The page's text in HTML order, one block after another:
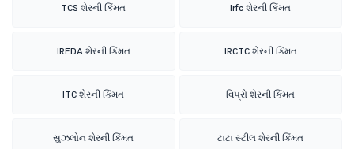
TCS શેરની કિંમત Irfc શેરની કિંમત
IREDA શેરની કિંમત IRCTC શેરની કિંમત
ITC શેરની કિંમત વિપ્રો શેરની કિંમત
સુઝલોન શેરની કિંમત ટાટા સ્ટીલ શેરની કિંમત